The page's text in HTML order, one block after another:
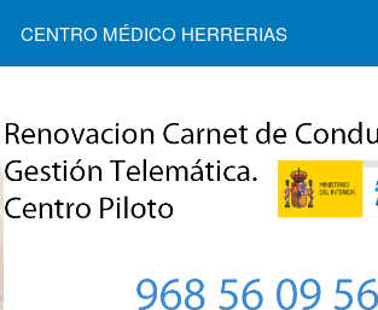
CENTRO MÉDICO HERRERIAS